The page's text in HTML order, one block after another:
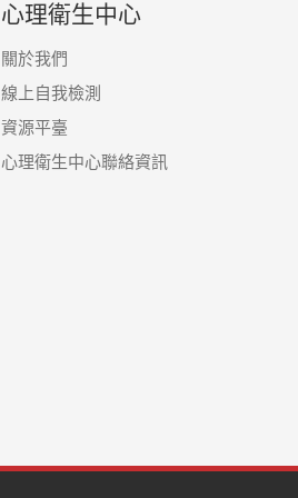
心理衛生中心
關於我們
線上自我檢測
資源平臺
心理衛生中心聯絡資訊